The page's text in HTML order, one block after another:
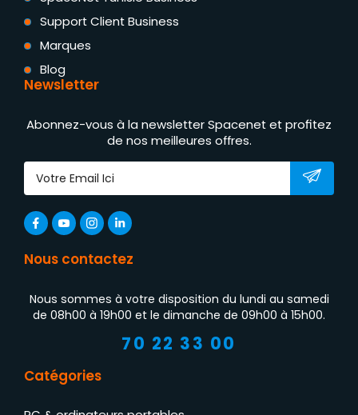
Support Client Business
Marques
Blog
Newsletter
Abonnez-vous à la newsletter Spacenet et profitez
de nos meilleures offres.
Nous contactez
Nous sommes à votre disposition du lundi au samedi
de 08h00 à 19h00 et le dimanche de 09h00 à 15h00.
70 22 33 00
Catégories